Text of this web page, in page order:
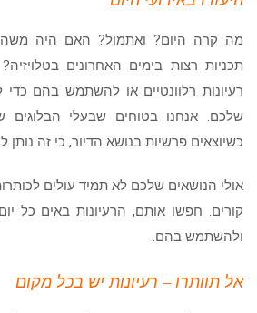
מה קרה היום? ואתמול? האם היה משהו
תכניות רצות בימים האחרונים
רעיונות רלוונטיים או להשתמש בהם
שלכם. אנחנו בטוחים שבעלי הבלוגים
כשיוצאים פרשיות בנושא הדיור, כי זה
אולי הנושאים שלכם לא תמיד עולים
קורים. חפשו אותם, הרעיונות באים כל
ולהשתמש בהם.
אל תוותרו – רעיונות יש בכל מקום